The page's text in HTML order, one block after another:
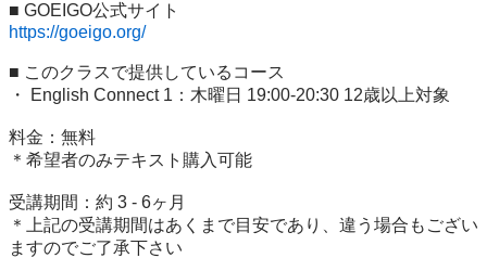
https://goeigo.org/
■ このクラスで提供しているコース
・ English Connect 1：木曜日 19:00-20:30 12歳以上対象
料金：無料
＊希望者のみテキスト購入可能
受講期間：約 3 - 6ヶ月
＊上記の受講期間はあくまで目安であり、違う場合もござい
ますのでご了承下さい